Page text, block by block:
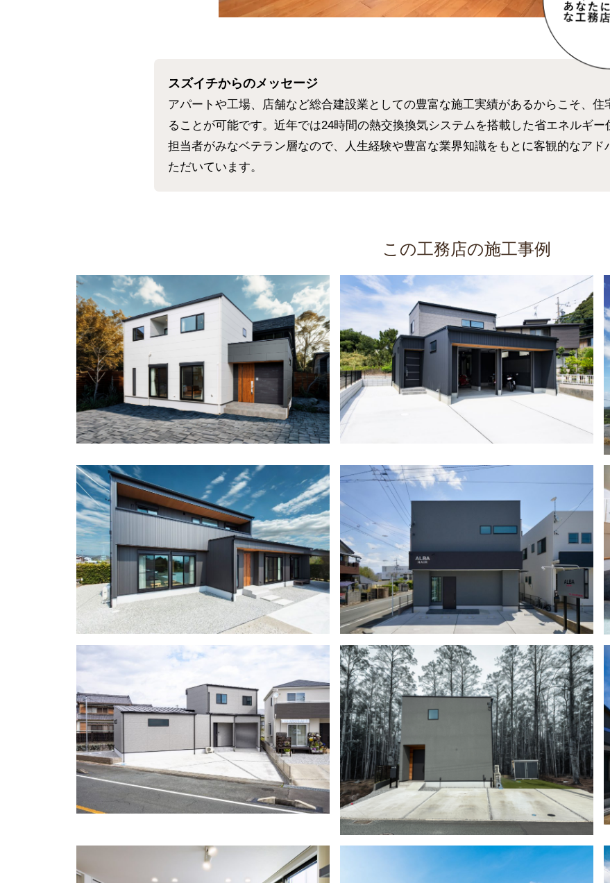
スズイチからのメッセージ
アパートや工場、店舗など総合建設業としての豊富な施工実績があるからこそ、住
ることが可能です。近年では24時間の熱交換換気システムを搭載した省エネルギー
担当者がみなベテラン層なので、人生経験や豊富な業界知識をもとに客観的なアド
ただいています。
この工務店の施工事例